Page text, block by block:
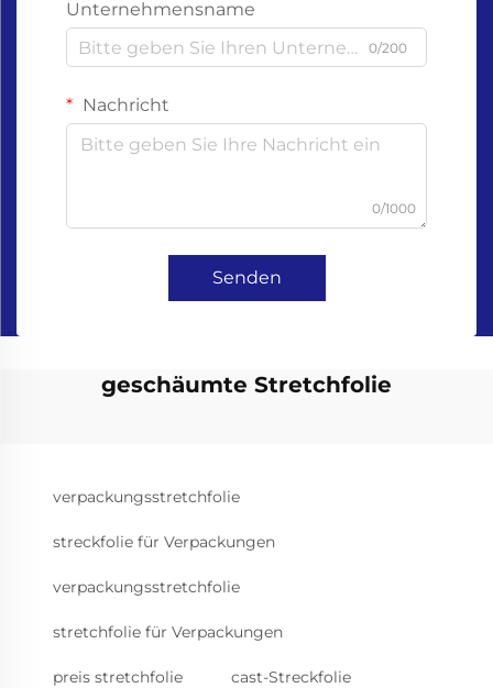
Unternehmensname
0/200
Nachricht
0/1000
Senden
geschäumte Stretchfolie
verpackungsstretchfolie
streckfolie für Verpackungen
verpackungsstretchfolie
stretchfolie für Verpackungen
preis stretchfolie cast-Streckfolie